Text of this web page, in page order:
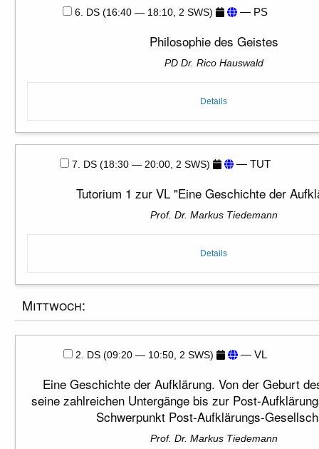
6. DS (16:40 — 18:10, 2 SWS) — PS
Philosophie des Geistes
PD Dr. Rico Hauswald
Details
7. DS (18:30 — 20:00, 2 SWS) — TUT
Tutorium 1 zur VL "Eine Geschichte der
Prof. Dr. Markus Tiedemann
Details
Mittwoch:
2. DS (09:20 — 10:50, 2 SWS) — VL
Eine Geschichte der Aufklärung. Von der Geburt
seine zahlreichen Untergänge bis zur Post-
Schwerpunkt Post-Aufklärungs-
Prof. Dr. Markus Tiedemann